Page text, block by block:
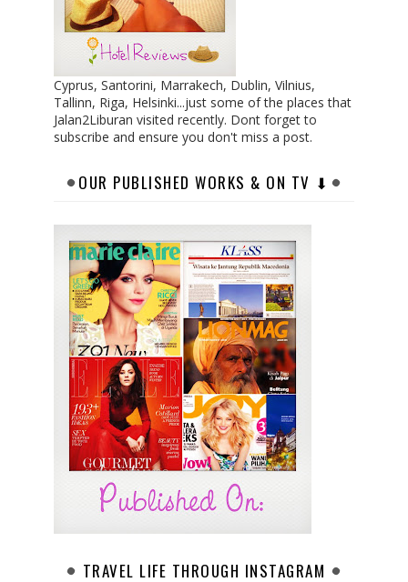
Cyprus, Santorini, Marrakech, Dublin, Vilnius,
Tallinn, Riga, Helsinki...just some of the places that
Jalan2Liburan visited recently. Dont forget to
subscribe and ensure you don't miss a post.
OUR PUBLISHED WORKS & ON TV ⬇︎
TRAVEL LIFE THROUGH INSTAGRAM